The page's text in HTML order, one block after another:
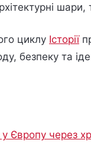
циклу Історії
безпеку та
Європу через